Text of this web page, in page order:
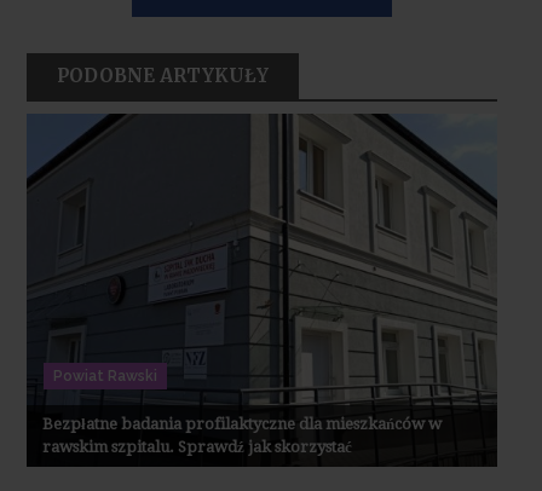
PODOBNE ARTYKUŁY
Powiat Rawski
Bezpłatne badania profilaktyczne dla mieszkańców w
rawskim szpitalu. Sprawdź jak skorzystać